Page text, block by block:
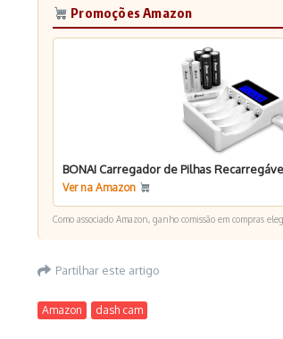
Promoções Amazon
BONAI Carregador de Pilhas
Ver na Amazon
Como associado Amazon, ganho comissão em compras
Partilhar este artigo
Amazon dash cam